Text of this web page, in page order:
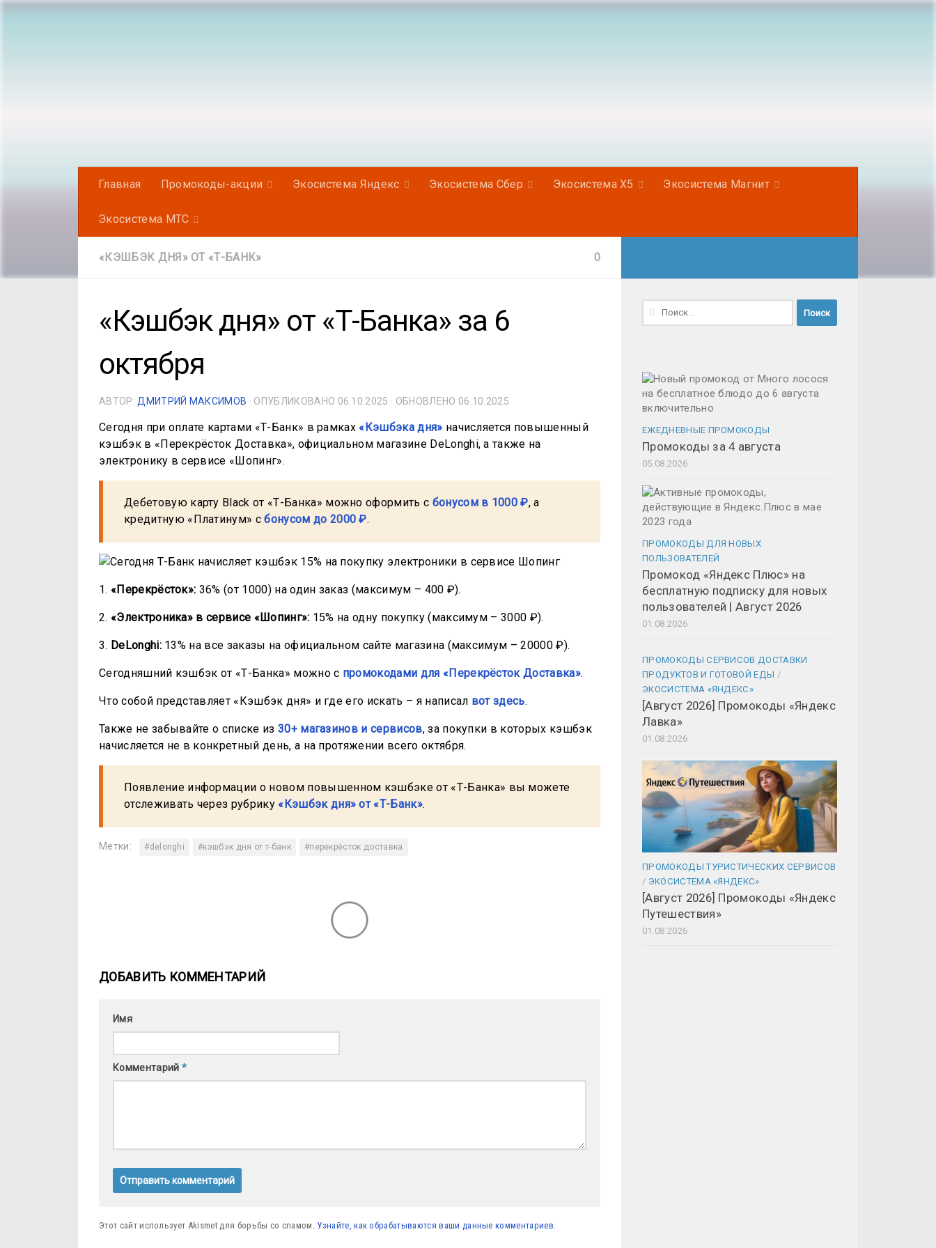
Главная Промокоды-акции Экосистема Яндекс Экосистема Сбер Экосистема Х5 Экосистема Магнит
Экосистема МТС
«КЭШБЭК ДНЯ» ОТ «Т-БАНК» 0
«Кэшбэк дня» от «Т-Банка» за 6
октября
АВТОР: ДМИТРИЙ МАКСИМОВ · ОПУБЛИКОВАНО 06.10.2025 · ОБНОВЛЕНО 06.10.2025
Сегодня при оплате картами «Т-Банк» в рамках«Кэшбэка дня» начисляется повышенный
кэшбэк в «Перекрёсток Доставка», официальном магазине DeLonghi, а также на
электронику в сервисе «Шопинг».
Дебетовую карту Black от «Т-Банка» можно оформить с бонусом в 1000 ₽, а
кредитную «Платинум» сбонусом до 2000 ₽.
1. «Перекрёсток»: 36% (от 1000) на один заказ (максимум – 400 ₽).
2. «Электроника» в сервисе «Шопинг»: 15% на одну покупку (максимум – 3000 ₽).
3. DeLonghi:13% на все заказы на официальном сайте магазина (максимум – 20000 ₽).
Сегодняшний кэшбэк от «Т-Банка» можно с промокодами для «Перекрёсток Доставка».
Что собой представляет «Кэшбэк дня» и где его искать – я написал вот здесь.
Также не забывайте о списке из 30+ магазинов и сервисов, за покупки в которых кэшбэк
начисляется не в конкретный день, а на протяжении всего октября.
Появление информации о новом повышенном кэшбэке от «Т-Банка» вы можете
отслеживать через рубрику«Кэшбэк дня» от «Т-Банк».
Метки: #delonghi #кэшбэк дня от т-банк #перекрёсток доставка
ДОБАВИТЬ КОММЕНТАРИЙ
Комментарий *
Имя
Этот сайт использует Akismet для борьбы со спамом. Узнайте, как обрабатываются ваши данные комментариев.
Найти:
ЕЖЕДНЕВНЫЕ ПРОМОКОДЫ
Промокоды за 4 августа
05.08.2026
ПРОМОКОДЫ ДЛЯ НОВЫХ
ПОЛЬЗОВАТЕЛЕЙ
Промокод «Яндекс Плюс» на
бесплатную подписку для новых
пользователей | Август 2026
01.08.2026
ПРОМОКОДЫ СЕРВИСОВ ДОСТАВКИ
ПРОДУКТОВ И ГОТОВОЙ ЕДЫ /
ЭКОСИСТЕМА «ЯНДЕКС»
[Август 2026] Промокоды «Яндекс
Лавка»
01.08.2026
ПРОМОКОДЫ ТУРИСТИЧЕСКИХ СЕРВИСОВ
/ ЭКОСИСТЕМА «ЯНДЕКС»
[Август 2026] Промокоды «Яндекс
Путешествия»
01.08.2026